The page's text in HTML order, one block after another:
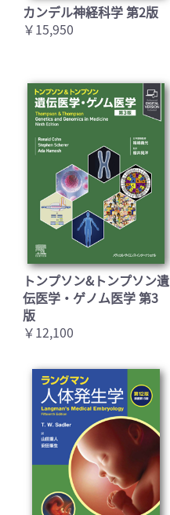
カンデル神経科学 第2版
￥15,950
トンプソン&トンプソン遺
伝医学・ゲノム医学 第3
版
￥12,100